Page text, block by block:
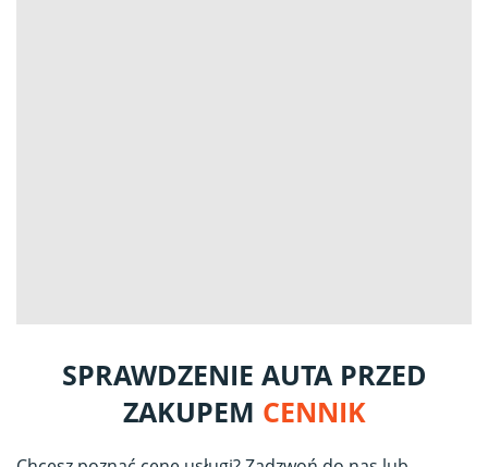
SPRAWDZENIE AUTA PRZED
ZAKUPEM CENNIK